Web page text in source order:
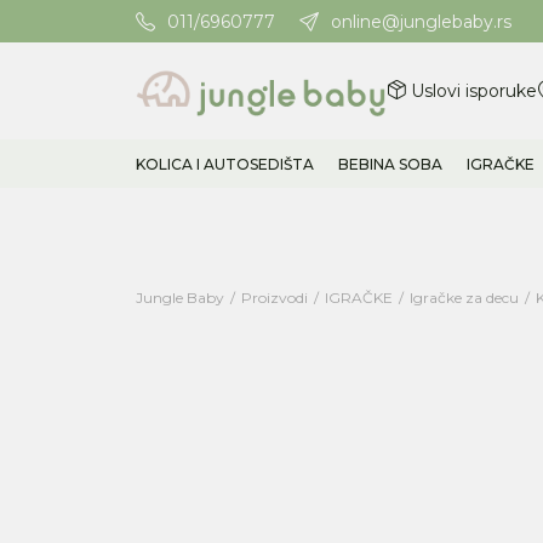
011/6960777 online@junglebaby.rs
Potrebna Vam je pomoć?
Uslovi isporuke
KOLICA I AUTOSEDIŠTA BEBINA SOBA IGRAČKE
Jungle Baby Proizvodi IGRAČKE Igračke za decu